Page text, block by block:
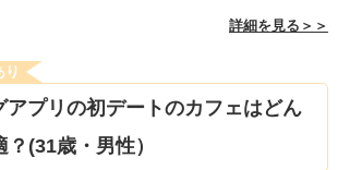
詳細を見る＞＞
り
アプリの初デートのカフェはどん
(31歳・男性）